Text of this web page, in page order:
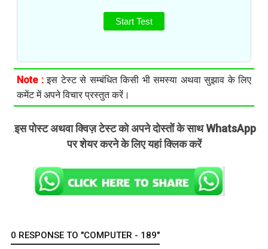
Start Test
Note :इस टेस्ट से सम्बंधित किसी भी समस्या अथवा सुझाव के लिए
कमेंट में अपने विचार प्रस्तुत करें।
.इस पोस्ट अथवा क्विज़ टेस्ट को अपने दोस्तों के साथ WhatsApp
पर शेयर करने के लिए यहां क्लिक करें
0 RESPONSE TO "COMPUTER - 189"